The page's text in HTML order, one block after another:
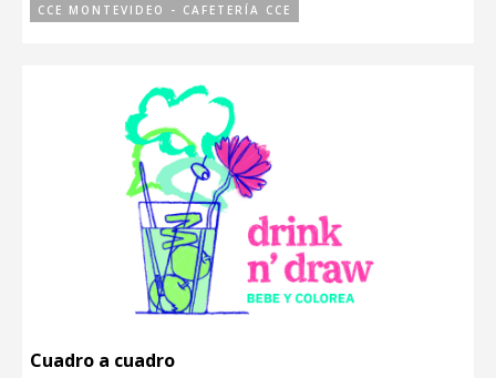
CCE MONTEVIDEO - CAFETERÍA CCE
Cuadro a cuadro